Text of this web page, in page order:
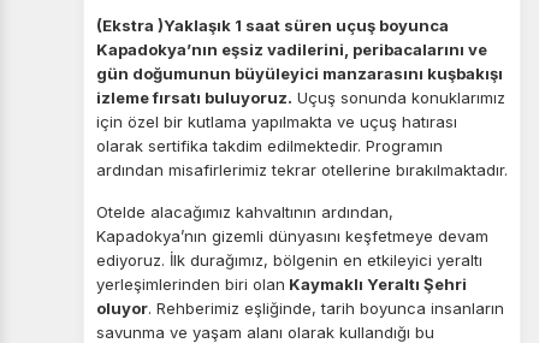
Çerez tercihlerinizibelirleyin.
Daha fazla bilgi içinKVKK bilgilendirmemizi,çerez kullanım
gizlilik koşullarını inceleyebilirsiniz.
Zorunlu Çerezler HER ZAMAN AKTIF
Oturum yönetimi, güvenlik ve temel site işlevleri için
gereklidir. Bu çerezler olmadan site düzgün çalışmaz ve
devre dışı bırakılamaz.
(Ekstra )Yaklaşık 1 saat süren uçuş boyunca
Kapadokya’nın eşsiz vadilerini, peribacalarını ve
gün doğumunun büyüleyici manzarasını kuşbakışı
izleme fırsatı buluyoruz. Uçuş sonunda konuklarımız
için özel bir kutlama yapılmakta ve uçuş hatırası
olarak sertifika takdim edilmektedir. Programın
ardından misafirlerimiz tekrar otellerine bırakılmaktadır.
Otelde alacağımız kahvaltının ardından,
Kapadokya’nın gizemli dünyasını keşfetmeye devam
ediyoruz. İlk durağımız, bölgenin en etkileyici yeraltı
yerleşimlerinden biri olan Kaymaklı Yeraltı Şehri
oluyor. Rehberimiz eşliğinde, tarih boyunca insanların
savunma ve yaşam alanı olarak kullandığı bu